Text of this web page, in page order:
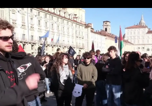
PROVINCIA DI CAGLIARI
SULCIS IGLESIENTE
MEDIO CAMPIDANO
ORISTANO E PROVINCIA
SASSARI E PROVINCIA
GALLURA